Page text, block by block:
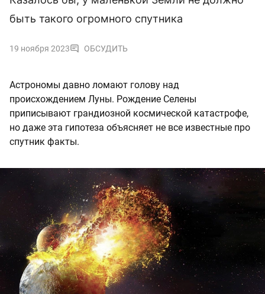
быть такого огромного спутника
19 ноября 2023 ОБСУДИТЬ
Астрономы давно ломают голову над
происхождением Луны. Рождение Селены
приписывают грандиозной космической катастрофе,
но даже эта гипотеза объясняет не все известные про
спутник факты.